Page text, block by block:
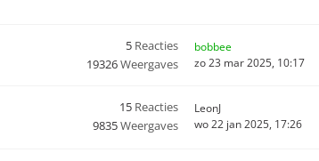
5 Reacties
19326Weergaves
bobbee
zo 23 mar 2025, 10:17
15 Reacties
9835Weergaves
LeonJ
wo 22 jan 2025, 17:26